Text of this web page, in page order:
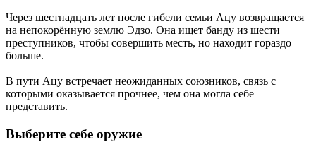
Через шестнадцать лет после гибели семьи Ацу возвращается
на непокорённую землю Эдзо. Она ищет банду из шести
преступников, чтобы совершить месть, но находит гораздо
больше.
В пути Ацу встречает неожиданных союзников, связь с
которыми оказывается прочнее, чем она могла себе
представить.
Выберите себе оружие